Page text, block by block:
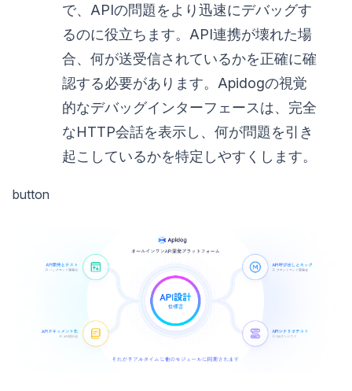
で、APIの問題をより迅速にデバッグす
るのに役立ちます。API連携が壊れた場
合、何が送受信されているかを正確に確
認する必要があります。Apidogの視覚
的なデバッグインターフェースは、完全
なHTTP会話を表示し、何が問題を引き
起こしているかを特定しやすくします。
button